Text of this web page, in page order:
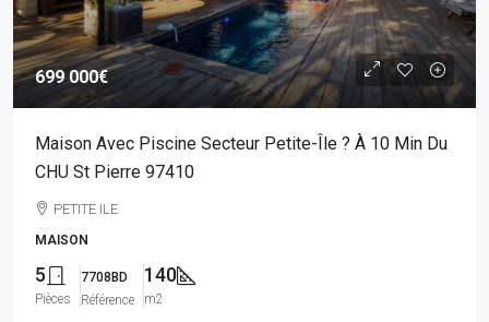
699 000€
Maison Avec Piscine Secteur Petite-Île ? À 10 Min Du
CHU St Pierre 97410
PETITE ILE
MAISON
5
Pièces
7708BD
Référence
140
m2